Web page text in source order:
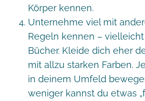
Körper kennen.
Unternehme viel mit
Regeln kennen –
Bücher. Kleide dich eher
mit allzu starken Farben.
in deinem Umfeld
weniger kannst du etwas